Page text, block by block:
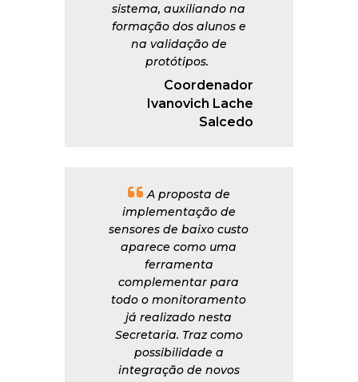
sistema, auxiliando na
formação dos alunos e
na validação de
protótipos.
Coordenador
Ivanovich Lache
Salcedo
A proposta de
implementação de
sensores de baixo custo
aparece como uma
ferramenta
complementar para
todo o monitoramento
já realizado nesta
Secretaria. Traz como
possibilidade a
integração de novos